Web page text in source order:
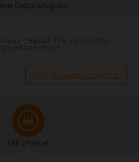
Costa (Uruguay)
and helpfull. The surrondings
very much.”
Vedi recensione completa
FAB (France)